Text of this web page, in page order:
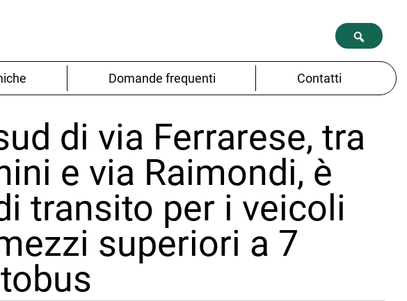
Domande frequenti Contatti
di via Ferrarese, tra
e via Raimondi, è
transito per i veicoli
superiori a 7